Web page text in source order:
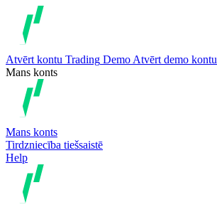
Atvērt kontu Trading Demo Atvērt demo kontu
Mans konts
Mans konts
Tirdzniecība tiešsaistē
Help